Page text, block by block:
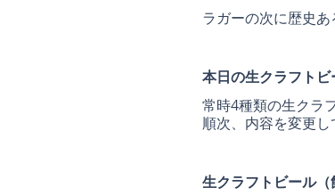
ラガーの次に歴史あ
本日の生クラフトビ
常時4種類の生クラ
順次、内容を変更し
生クラフトビール（